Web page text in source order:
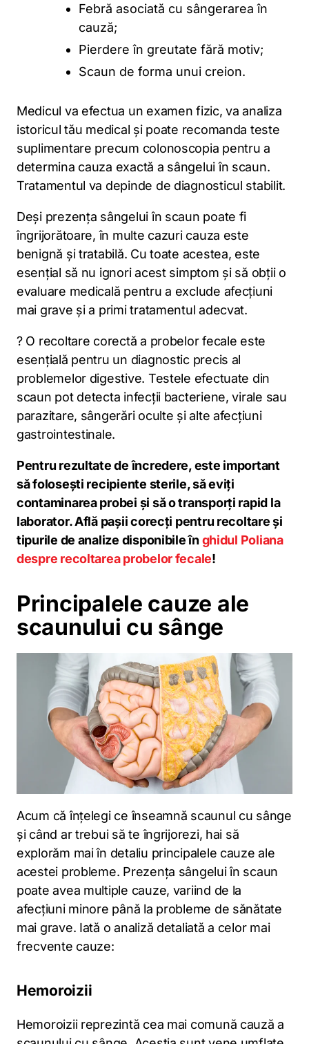
Febră asociată cu sângerarea în
cauză;
Pierdere în greutate fără motiv;
Scaun de forma unui creion.
Medicul va efectua un examen fizic, va analiza
istoricul tău medical și poate recomanda teste
suplimentare precum colonoscopia pentru a
determina cauza exactă a sângelui în scaun.
Tratamentul va depinde de diagnosticul stabilit.
Deși prezența sângelui în scaun poate fi
îngrijorătoare, în multe cazuri cauza este
benignă și tratabilă. Cu toate acestea, este
esențial să nu ignori acest simptom și să obții o
evaluare medicală pentru a exclude afecțiuni
mai grave și a primi tratamentul adecvat.
? O recoltare corectă a probelor fecale este
esențială pentru un diagnostic precis al
problemelor digestive. Testele efectuate din
scaun pot detecta infecții bacteriene, virale sau
parazitare, sângerări oculte și alte afecțiuni
gastrointestinale.
Pentru rezultate de încredere, este important
să folosești recipiente sterile, să eviți
contaminarea probei și să o transporți rapid la
laborator. Află pașii corecți pentru recoltare și
tipurile de analize disponibile în ghidul Poliana
despre recoltarea probelor fecale!
Principalele cauze ale
scaunului cu sânge
Acum că înțelegi ce înseamnă scaunul cu sânge
și când ar trebui să te îngrijorezi, hai să
explorăm mai în detaliu principalele cauze ale
acestei probleme. Prezența sângelui în scaun
poate avea multiple cauze, variind de la
afecțiuni minore până la probleme de sănătate
mai grave. Iată o analiză detaliată a celor mai
frecvente cauze:
Hemoroizii
Hemoroizii reprezintă cea mai comună cauză a